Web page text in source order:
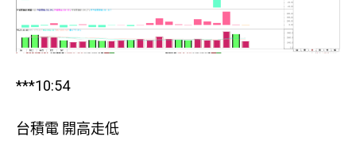
***10:54
台積電 開高走低